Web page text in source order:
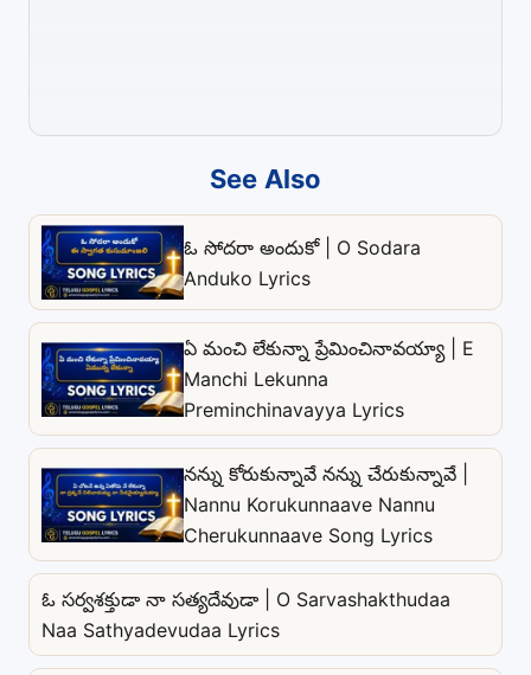
See Also
ఓ సోదరా అందుకో | O Sodara
Anduko Lyrics
ఏ మంచి లేకున్నా ప్రేమించినావయ్యా | E
Manchi Lekunna
Preminchinavayya Lyrics
నన్ను కోరుకున్నావే నన్ను చేరుకున్నావే |
Nannu Korukunnaave Nannu
Cherukunnaave Song Lyrics
ఓ సర్వశక్తుడా నా సత్యదేవుడా | O Sarvashakthudaa
Naa Sathyadevudaa Lyrics